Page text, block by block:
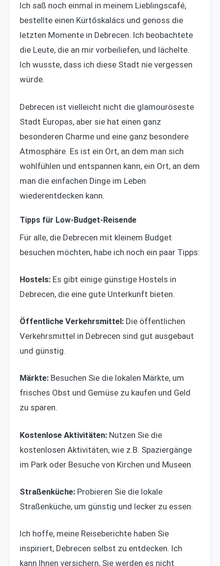
Ich saß noch einmal in meinem Lieblingscafé,
bestellte einen Kürtőskalács und genoss die
letzten Momente in Debrecen. Ich beobachtete
die Leute, die an mir vorbeiliefen, und lächelte.
Ich wusste, dass ich diese Stadt nie vergessen
würde.
Debrecen ist vielleicht nicht die glamouröseste
Stadt Europas, aber sie hat einen ganz
besonderen Charme und eine ganz besondere
Atmosphäre. Es ist ein Ort, an dem man sich
wohlfühlen und entspannen kann, ein Ort, an dem
man die einfachen Dinge im Leben
wiederentdecken kann.
Tipps für Low-Budget-Reisende
Für alle, die Debrecen mit kleinem Budget
besuchen möchten, habe ich noch ein paar Tipps:
Hostels: Es gibt einige günstige Hostels in
Debrecen, die eine gute Unterkunft bieten.
Öffentliche Verkehrsmittel: Die öffentlichen
Verkehrsmittel in Debrecen sind gut ausgebaut
und günstig.
Märkte: Besuchen Sie die lokalen Märkte, um
frisches Obst und Gemüse zu kaufen und Geld
zu sparen.
Kostenlose Aktivitäten: Nutzen Sie die
kostenlosen Aktivitäten, wie z.B. Spaziergänge
im Park oder Besuche von Kirchen und Museen.
Straßenküche: Probieren Sie die lokale
Straßenküche, um günstig und lecker zu essen.
Ich hoffe, meine Reiseberichte haben Sie
inspiriert, Debrecen selbst zu entdecken. Ich
kann Ihnen versichern, Sie werden es nicht